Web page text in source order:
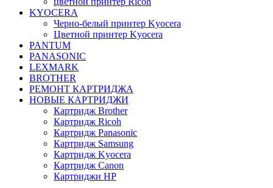
KYOCERA
Черно-белый принтер Kyocera
Цветной принтер Kyocera
PANTUM
PANASONIC
LEXMARK
BROTHER
РЕМОНТ КАРТРИДЖА
НОВЫЕ КАРТРИДЖИ
Картридж Brother
Картридж Ricoh
Картридж Panasonic
Картридж Samsung
Картридж Kyocera
Картридж Canon
Картриджи HP